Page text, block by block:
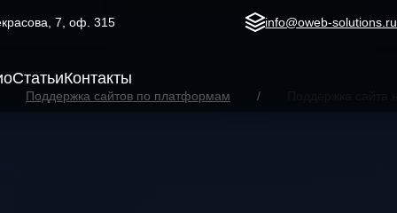
7, оф. 315 info@oweb-solutions.ru
СтатьиКонтакты
Поддержка сайтов по платформам